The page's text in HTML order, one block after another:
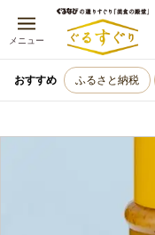
メニュー
おすすめ ふるさと納税